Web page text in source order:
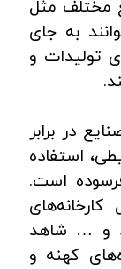
مختلف مثل
به جای
تولیدات و
در برابر
استفاده
است.
و … شاهد
کهنه و